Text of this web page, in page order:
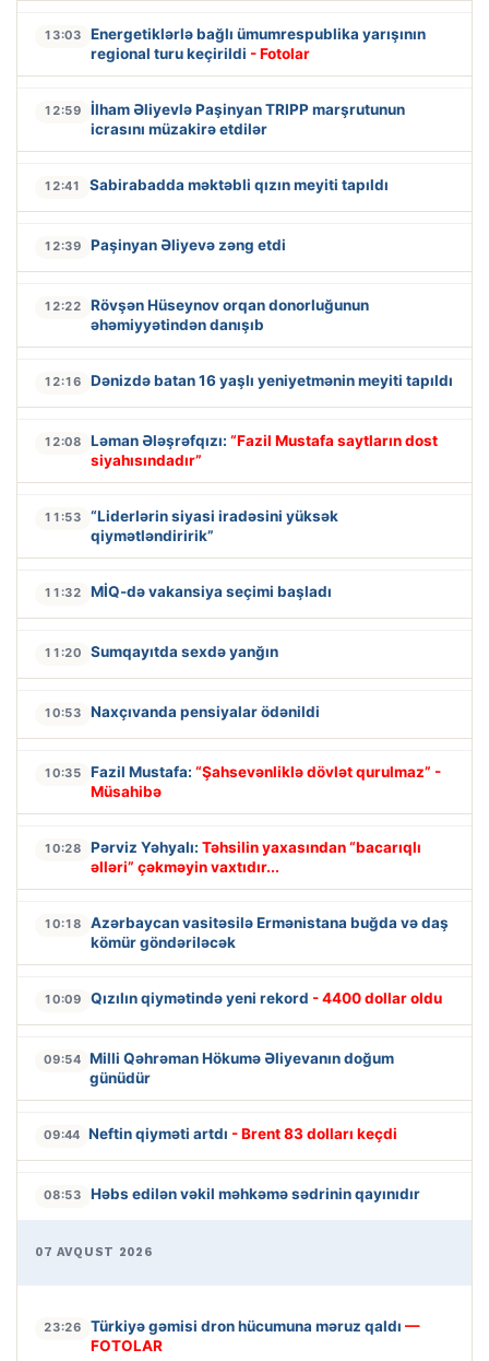
13:03
Energetiklərlə bağlı ümumrespublika yarışının
regional turu keçirildi - Fotolar
12:59
İlham Əliyevlə Paşinyan TRIPP marşrutunun
icrasını müzakirə etdilər
12:41 Sabirabadda məktəbli qızın meyiti tapıldı
12:39 Paşinyan Əliyevə zəng etdi
12:22
Rövşən Hüseynov orqan donorluğunun
əhəmiyyətindən danışıb
12:16 Dənizdə batan 16 yaşlı yeniyetmənin meyiti tapıldı
12:08 Ləman Ələşrəfqızı: “Fazil Mustafa saytların dost
siyahısındadır”
11:53
“Liderlərin siyasi iradəsini yüksək
qiymətləndiririk”
11:32 MİQ-də vakansiya seçimi başladı
11:20 Sumqayıtda sexdə yanğın
10:53 Naxçıvanda pensiyalar ödənildi
10:35 Fazil Mustafa: “Şahsevənliklə dövlət qurulmaz” -
Müsahibə
10:28 Pərviz Yəhyalı: Təhsilin yaxasından “bacarıqlı
əlləri” çəkməyin vaxtıdır...
10:18
Azərbaycan vasitəsilə Ermənistana buğda və daş
kömür göndəriləcək
10:09 Qızılın qiymətində yeni rekord - 4400 dollar oldu
09:54 Milli Qəhrəman Hökumə Əliyevanın doğum
günüdür
09:44 Neftin qiyməti artdı - Brent 83 dolları keçdi
08:53 Həbs edilən vəkil məhkəmə sədrinin qayınıdır
07 AVQUST 2026
23:26 Türkiyə gəmisi dron hücumuna məruz qaldı —
FOTOLAR